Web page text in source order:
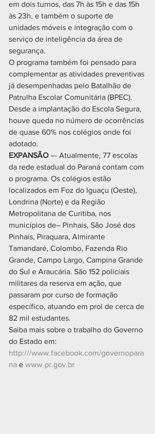
em dois turnos, das 7h às 15h e das 15h
às 23h, e também o suporte de
unidades móveis e integração com o
serviço de inteligência da área de
segurança.
O programa também foi pensado para
complementar as atividades preventivas
já desempenhadas pelo Batalhão de
Patrulha Escolar Comunitária (BPEC).
Desde a implantação do Escola Segura,
houve queda no número de ocorrências
de quase 60% nos colégios onde foi
adotado.
EXPANSÃO –- Atualmente, 77 escolas
da rede estadual do Paraná contam com
o programa. Os colégios estão
localizados em Foz do Iguaçu (Oeste),
Londrina (Norte) e da Região
Metropolitana de Curitiba, nos
municípios de– Pinhais, São José dos
Pinhais, Piraquara, Almirante
Tamandaré, Colombo, Fazenda Rio
Grande, Campo Largo, Campina Grande
do Sul e Araucária. São 152 policiais
militares da reserva em ação, que
passaram por curso de formação
específico, atuando em prol de cerca de
82 mil estudantes.
Saiba mais sobre o trabalho do Governo
do Estado em:
http:///www.facebook.com/governopara
na e www.pr.gov.br